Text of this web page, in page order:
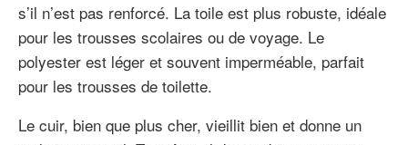
s’il n’est pas renforcé. La toile est plus robuste, idéale
pour les trousses scolaires ou de voyage. Le
polyester est léger et souvent imperméable, parfait
pour les trousses de toilette.
Le cuir, bien que plus cher, vieillit bien et donne un